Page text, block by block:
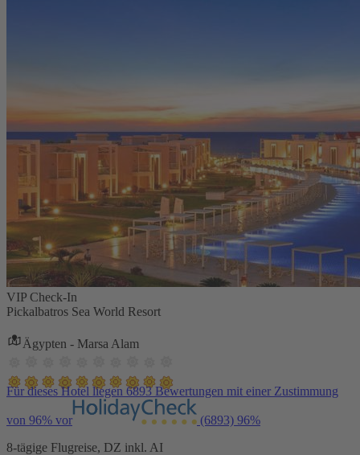
VIP Check-In
Pickalbatros Sea World Resort
Ägypten - Marsa Alam
Für dieses Hotel liegen 6893 Bewertungen mit einer Zustimmung
von 96% vor (6893) 96%
8-tägige Flugreise, DZ inkl. AI